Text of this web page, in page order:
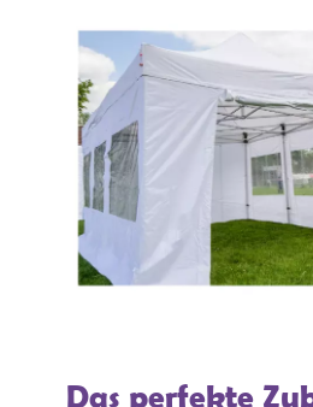
Das perfekte